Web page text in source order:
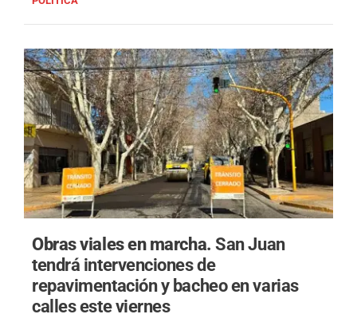
Obras viales en marcha.San Juan
tendrá intervenciones de
repavimentación y bacheo en varias
calles este viernes